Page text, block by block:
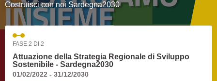
Costruisci con noi Sardegna2030
FASE 2 DI 2
Attuazione della Strategia Regionale di Sviluppo
Sostenibile - Sardegna2030
01/02/2022 - 31/12/2030